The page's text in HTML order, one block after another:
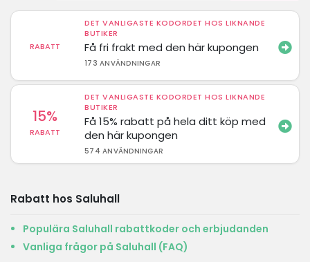
RABATT
DET VANLIGASTE KODORDET HOS LIKNANDE
BUTIKER
Få fri frakt med den här kupongen
173 ANVÄNDNINGAR
15%
RABATT
DET VANLIGASTE KODORDET HOS LIKNANDE
BUTIKER
Få 15% rabatt på hela ditt köp med
den här kupongen
574 ANVÄNDNINGAR
Rabatt hos Saluhall
Populära Saluhall rabattkoder och erbjudanden
Vanliga frågor på Saluhall (FAQ)